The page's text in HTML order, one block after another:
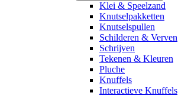
Klei & Speelzand
Knutselpakketten
Knutselspullen
Schilderen & Verven
Schrijven
Tekenen & Kleuren
Pluche
Knuffels
Interactieve Knuffels